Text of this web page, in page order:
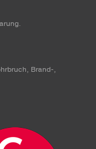
Brand-,